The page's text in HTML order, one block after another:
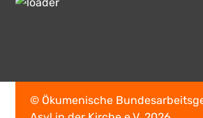
© Ökumenische